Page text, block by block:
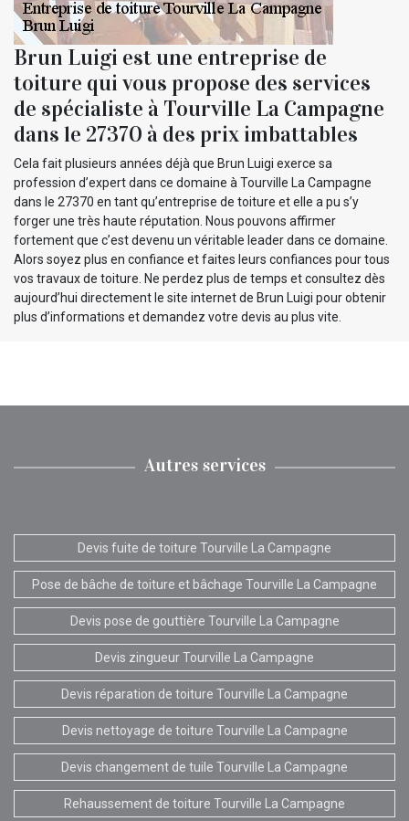
Brun Luigi est une entreprise de
toiture qui vous propose des services
de spécialiste à Tourville La Campagne
dans le 27370 à des prix imbattables
Cela fait plusieurs années déjà que Brun Luigi exerce sa
profession d’expert dans ce domaine à Tourville La Campagne
dans le 27370 en tant qu’entreprise de toiture et elle a pu s’y
forger une très haute réputation. Nous pouvons affirmer
fortement que c’est devenu un véritable leader dans ce domaine.
Alors soyez plus en confiance et faites leurs confiances pour tous
vos travaux de toiture. Ne perdez plus de temps et consultez dès
aujourd’hui directement le site internet de Brun Luigi pour obtenir
plus d’informations et demandez votre devis au plus vite.
Autres services
Devis fuite de toiture Tourville La Campagne
Pose de bâche de toiture et bâchage Tourville La Campagne
Devis pose de gouttière Tourville La Campagne
Devis zingueur Tourville La Campagne
Devis réparation de toiture Tourville La Campagne
Devis nettoyage de toiture Tourville La Campagne
Devis changement de tuile Tourville La Campagne
Rehaussement de toiture Tourville La Campagne